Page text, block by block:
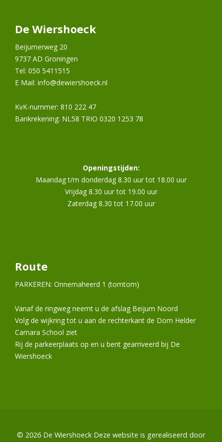
De Wiershoeck
Beijumerweg 20
9737 AD Groningen
Tel: 050 5411515
E Mail: info@dewiershoeck.nl
KvK-nummer: 810 222 47
Bankrekening: NL58 TRIO 0320 1253 78
Openingstijden:
Maandag t/m donderdag 8.30 uur tot 18.00 uur
Vrijdag 8.30 uur tot 19.00 uur
Zaterdag 8.30 tot 17.00 uur
Route
PARKEREN: Onnemaheerd 1 (tomtom)
Vanaf de ringweg neemt u de afslag Beijum Noord
Volg de wijkring tot u aan de rechterkant de Dom Helder
Camara School ziet
Rij de parkeerplaats op en u bent gearriveerd bij De
Wiershoeck
© 2026 De Wiershoeck Deze website is gerealiseerd door